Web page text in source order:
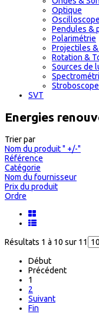
Optique
Pendules &
Polarimétrie
Projectiles
Rotation &
Sources de
SVT
Energies
Trier par
Nom du produit " +/-"
Référence
Catégorie
Nom du fournisseur
Prix du produit
Ordre
Résultats 1 à 10 sur 11
Début
Précédent
1
2
Suivant
Fin